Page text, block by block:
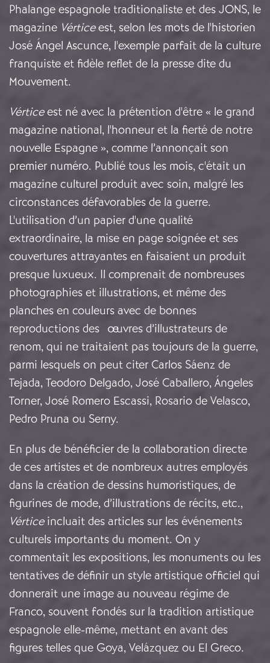
Phalange espagnole traditionaliste et des JONS, le
magazine Vérticeest, selon les mots de l'historien
José Ángel Ascunce, l'exemple parfait de la culture
franquiste et fidèle reflet de la presse dite du
Mouvement.
Vérticeest né avec la prétention d'être « le grand
magazine national, l'honneur et la fierté de notre
nouvelle Espagne », comme l’annonçait son
premier numéro. Publié tous les mois, c'était un
magazine culturel produit avec soin, malgré les
circonstances défavorables de la guerre.
L'utilisation d’un papier d'une qualité
extraordinaire, la mise en page soignée et ses
couvertures attrayantes en faisaient un produit
presque luxueux. Il comprenait de nombreuses
photographies et illustrations, et même des
planches en couleurs avec de bonnes
reproductions des œuvres d’illustrateurs de
renom, qui ne traitaient pas toujours de la guerre,
parmi lesquels on peut citer Carlos Sáenz de
Tejada, Teodoro Delgado, José Caballero, Ángeles
Torner, José Romero Escassi, Rosario de Velasco,
Pedro Pruna ou Serny.
En plus de bénéficier de la collaboration directe
de ces artistes et de nombreux autres employés
dans la création de dessins humoristiques, de
figurines de mode, d’illustrations de récits, etc.,
Vérticeincluait des articles sur les événements
culturels importants du moment. On y
commentait les expositions, les monuments ou les
tentatives de définir un style artistique officiel qui
donnerait une image au nouveau régime de
Franco, souvent fondés sur la tradition artistique
espagnole elle-même, mettant en avant des
figures telles que Goya, Velázquez ou El Greco.